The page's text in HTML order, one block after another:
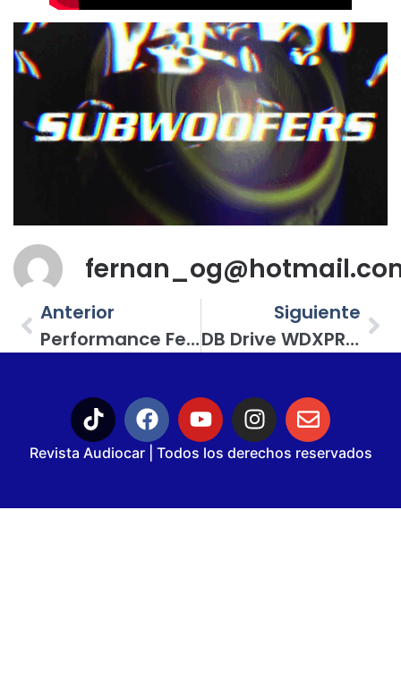
Anterior
Performance Fest 2.0 Con Evaluación De Street DBs Y Competencias Marlop En Car Audio Y Tuning
Siguiente
DB Drive WDXPRO4/8.4: El Rugido Preciso Del Medio Rango
Revista Audiocar | Todos los derechos reservados